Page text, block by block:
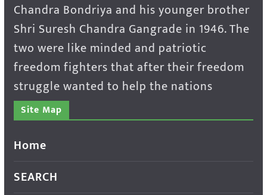
Chandra Bondriya and his younger brother
Shri Suresh Chandra Gangrade in 1946. The
two were like minded and patriotic
freedom fighters that after their freedom
struggle wanted to help the nations
Site Map
Home
SEARCH